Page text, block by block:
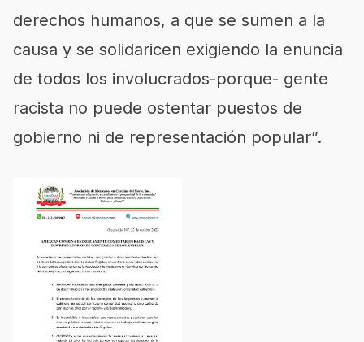
derechos humanos, a que se sumen a la
causa y se solidaricen exigiendo la enuncia
de todos los involucrados-porque- gente
racista no puede ostentar puestos de
gobierno ni de representación popular”.